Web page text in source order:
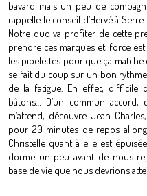
bavard mais un peu de
rappelle le conseil d’Hervé à
Notre duo va profiter de cette
prendre ces marques et, force
les pipelettes pour que ça matche
se fait du coup sur un bon
de la fatigue. En effet, difficile
bâtons… D’un commun accord,
m’attend, découvre Jean-
pour 20 minutes de repos
Christelle quant à elle est
dorme un peu avant de nous
base de vie que nous devrions